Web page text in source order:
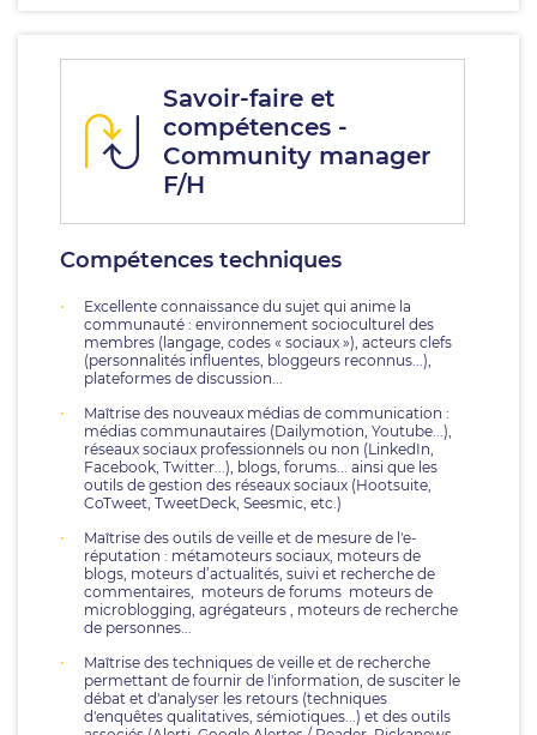
Savoir-faire et
compétences -
Community manager
F/H
Compétences techniques
Excellente connaissance du sujet qui anime la
communauté : environnement socioculturel des
membres (langage, codes « sociaux »), acteurs clefs
(personnalités influentes, bloggeurs reconnus...),
plateformes de discussion...
Maîtrise des nouveaux médias de communication :
médias communautaires (Dailymotion, Youtube...),
réseaux sociaux professionnels ou non (LinkedIn,
Facebook, Twitter...), blogs, forums... ainsi que les
outils de gestion des réseaux sociaux (Hootsuite,
CoTweet, TweetDeck, Seesmic, etc.)
Maîtrise des outils de veille et de mesure de l'e-
réputation : métamoteurs sociaux, moteurs de
blogs, moteurs d’actualités, suivi et recherche de
commentaires, moteurs de forums moteurs de
microblogging, agrégateurs , moteurs de recherche
de personnes...
Maîtrise des techniques de veille et de recherche
permettant de fournir de l'information, de susciter le
débat et d'analyser les retours (techniques
d'enquêtes qualitatives, sémiotiques...) et des outils